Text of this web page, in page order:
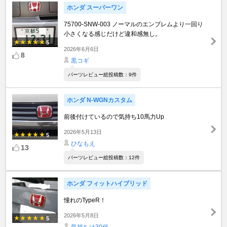
5
8
ホンダ スーパーワン
75700-SNW-003 ノーマルのエンブレムより一回り
小さくなる感じだけど違和感無し。
2026年6月6日
黒コギ
パーツレビュー総投稿数：9件
5
13
ホンダ N-WGNカスタム
前後付けているので気持ち10馬力Up
2026年5月13日
ひなもえ
パーツレビュー総投稿数：12件
5
ホンダ フィットハイブリッド
憧れのTypeR！
2026年5月8日